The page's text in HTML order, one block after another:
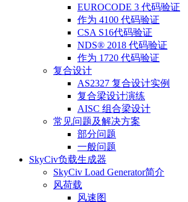
EUROCODE 3 代码验证
作为 4100 代码验证
CSA S16代码验证
NDS® 2018 代码验证
作为 1720 代码验证
复合设计
AS2327 复合设计实例
复合梁设计演练
AISC 组合梁设计
常见问题及解决方案
部分问题
一般问题
SkyCiv负载生成器
SkyCiv Load Generator简介
风荷载
风速图